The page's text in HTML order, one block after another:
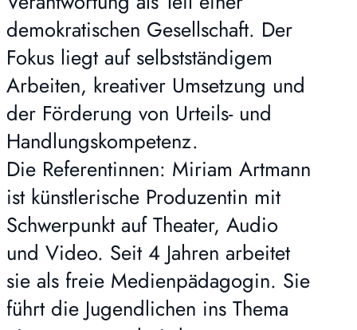
demokratischen Gesellschaft. Der
Fokus liegt auf selbstständigem
Arbeiten, kreativer Umsetzung und
der Förderung von Urteils- und
Handlungskompetenz.
Die Referentinnen: Miriam Artmann
ist künstlerische Produzentin mit
Schwerpunkt auf Theater, Audio
und Video. Seit 4 Jahren arbeitet
sie als freie Medienpädagogin. Sie
führt die Jugendlichen ins Thema